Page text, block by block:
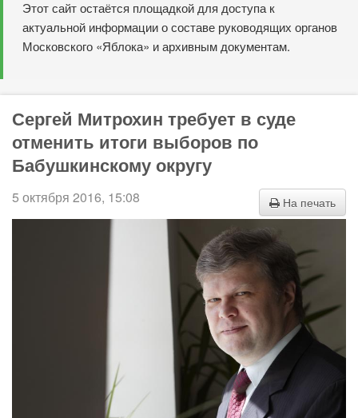
Этот сайт остаётся площадкой для доступа к
актуальной информации о составе руководящих органов
Московского «Яблока» и архивным документам.
Сергей Митрохин требует в суде
отменить итоги выборов по
Бабушкинскому округу
На печать
5 октября 2016, 15:08